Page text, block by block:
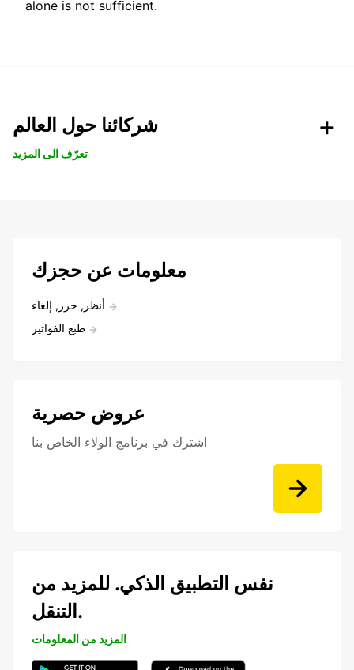
alone is not sufficient.
شركائنا حول العالم
تعرّف الى المزيد
معلومات عن حجزك
أنظر, حرر, إلغاء
طبع الفواتير
عروض حصرية
اشترك في برنامج الولاء الخاص بنا
نفس التطبيق الذكي. للمزيد من
التنقل.
المزيد من المعلومات